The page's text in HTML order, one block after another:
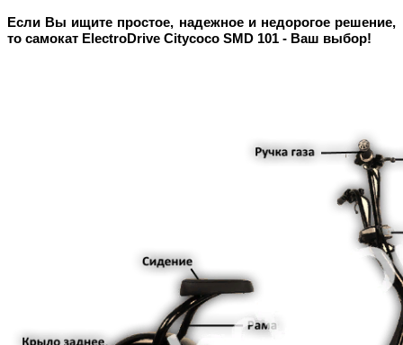
Если Вы ищите простое, надежное и недорогое решение,
то самокат ElectroDrive Citycoco SMD 101 - Ваш выбор!